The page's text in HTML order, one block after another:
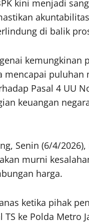
kini menjadi
di balik
kemungkinan
mencapai
Pasal 4 UU
keuangan
Senin (6/4/
murni
harga.
ketika pihak
ke Polda Metro